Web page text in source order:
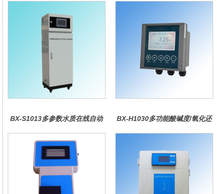
BX-S1013多参数水质在线自动
BX-H1030多功能酸碱度/氧化还